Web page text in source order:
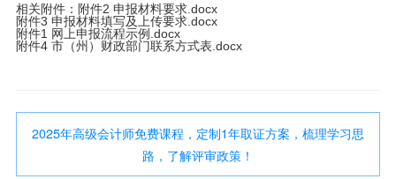
相关附件： 附件2 申报材料要求.docx
附件3 申报材料填写及上传要求.docx
附件1 网上申报流程示例.docx
附件4 市（州）财政部门联系方式表.docx
2025年高级会计师免费课程，定制1年取证方案，梳理学习思
路，了解评审政策！